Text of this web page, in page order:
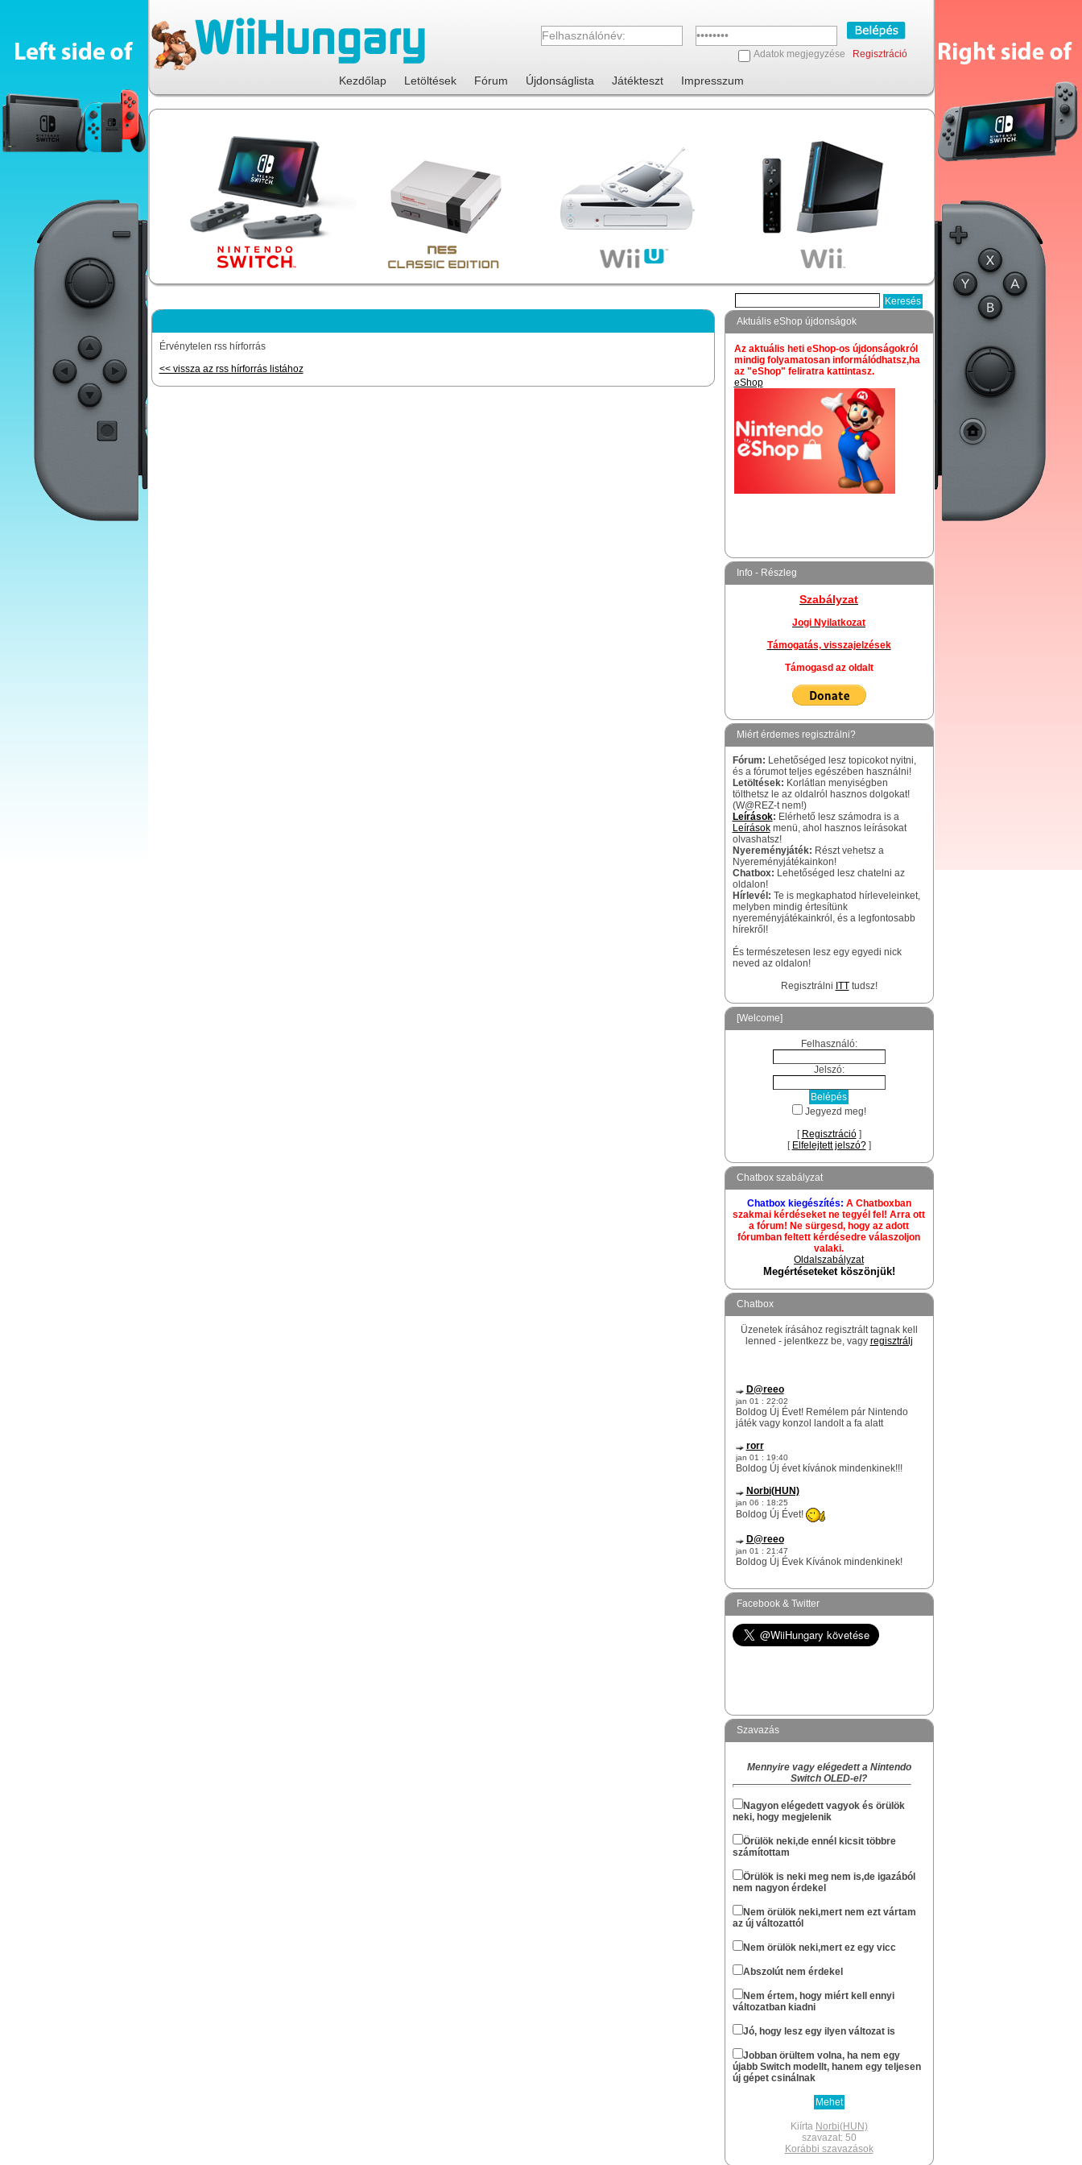
Adatok megjegyzése Regisztráció
Kezdőlap Letöltések Fórum Újdonságlista Játékteszt Impresszum
Érvénytelen rss hírforrás
<< vissza az rss hírforrás listához
Aktuális eShop újdonságok
Az aktuális heti eShop-os újdonságokról
mindig folyamatosan informálódhatsz,ha
az "eShop" feliratra kattintasz.
eShop
Info - Részleg
Szabályzat
Jogi Nyilatkozat
Támogatás, visszajelzések
Támogasd az oldalt
Miért érdemes regisztrálni?
Fórum: Lehetőséged lesz topicokot nyitni,
és a fórumot teljes egészében használni!
Letöltések: Korlátlan menyiségben
tölthetsz le az oldalról hasznos dolgokat!
(W@REZ-t nem!)
Leírások: Elérhető lesz számodra is a
Leírásokmenü, ahol hasznos leírásokat
olvashatsz!
Nyereményjáték: Részt vehetsz a
Nyereményjátékainkon!
Chatbox: Lehetőséged lesz chatelni az
oldalon!
Hírlevél: Te is megkaphatod hírleveleinket,
melyben mindig értesítünk
nyereményjátékainkról, és a legfontosabb
hírekről!
És természetesen lesz egy egyedi nick
neved az oldalon!
Regisztrálni ITTtudsz!
[Welcome]
Felhasználó:
Jelszó:
Jegyezd meg!
[ Regisztráció]
[ Elfelejtett jelszó?]
Chatbox szabályzat
Chatbox kiegészítés: A Chatboxban
szakmai kérdéseket ne tegyél fel! Arra ott
a fórum! Ne sürgesd, hogy az adott
fórumban feltett kérdésedre válaszoljon
valaki.
Oldalszabályzat
Megértéseteket köszönjük!
Chatbox
Üzenetek írásához regisztrált tagnak kell
lenned - jelentkezz be, vagy regisztrálj
D@reeo
jan 01 : 22:02
Boldog Új Évet! Remélem pár Nintendo
játék vagy konzol landolt a fa alatt
rorr
jan 01 : 19:40
Boldog Új évet kívánok mindenkinek!!!
Norbi(HUN)
jan 06 : 18:25
Boldog Új Évet!
D@reeo
jan 01 : 21:47
Boldog Új Évek Kívánok mindenkinek!
rorr te egy igazi WiiHungary-s túlélő vagy
Na skacok, van még olyan "rejtett" Survivor
dec 09 : 17:29
Hi!
van kedved hangolódni az ünnepekre, az
megírhatja a készülődés és a Karácsony
várás hangulatát, hogy kinek hogyan zajlik
...ha csak nem halt ki véglegesen az oldal.
Norbi(HUN)
okt 13 : 22:57
stewe81
Sziasztok! Él még azért az oldal?
febr 11 : 14:49
Nem gondoltam volna resolve , hogy te
még fellátogatsz az oldalra.
Xbox -os léted révén gondoltam hogy lesz
egy Series géped.
Én lassan két hete várom hogy
megjelenéskor már egyszer
berendeltem,de meguntam hogy fél év
után sem volt kapható, inkább
elruházkodtam az árát.
Switch megvan az mellé pedig hogy
tánogassam a Japánokat csak egy PS5
jöhet szóba.Nagyon sok rá a jó játék.Az új
kontroller pedig olyan élmény ami csak
PS-en van.A PSVR2 is most jön az pedig
megint egy brutál kütyü.Volt egyes VR-om,
szerettem nagyon.
Facebook & Twitter
Szavazás
Mennyire vagy elégedett a Nintendo
Switch OLED-el?
Nagyon elégedett vagyok és örülök
neki, hogy megjelenik
Örülök neki,de ennél kicsit többre
számítottam
Örülök is neki meg nem is,de igazából
nem nagyon érdekel
Nem örülök neki,mert nem ezt vártam
az új változattól
Nem örülök neki,mert ez egy vicc
Abszolút nem érdekel
Nem értem, hogy miért kell ennyi
változatban kiadni
Jó, hogy lesz egy ilyen változat is
Jobban örültem volna, ha nem egy
újabb Switch modellt, hanem egy teljesen
új gépet csinálnak
Kiírta Norbi(HUN)
szavazat: 50
Korábbi szavazások